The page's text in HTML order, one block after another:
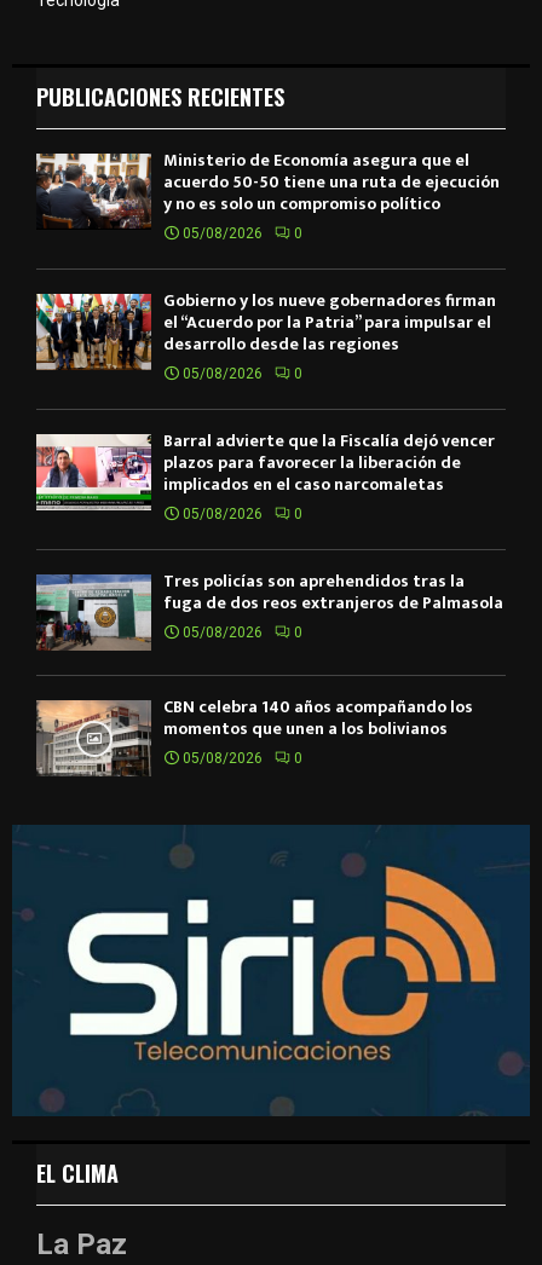
PUBLICACIONES RECIENTES
Ministerio de Economía asegura que el
acuerdo 50-50 tiene una ruta de ejecución
y no es solo un compromiso político
05/08/2026 0
Gobierno y los nueve gobernadores firman
el “Acuerdo por la Patria” para impulsar el
desarrollo desde las regiones
05/08/2026 0
Barral advierte que la Fiscalía dejó vencer
plazos para favorecer la liberación de
implicados en el caso narcomaletas
05/08/2026 0
Tres policías son aprehendidos tras la
fuga de dos reos extranjeros de Palmasola
05/08/2026 0
CBN celebra 140 años acompañando los
momentos que unen a los bolivianos
05/08/2026 0
EL CLIMA
La Paz